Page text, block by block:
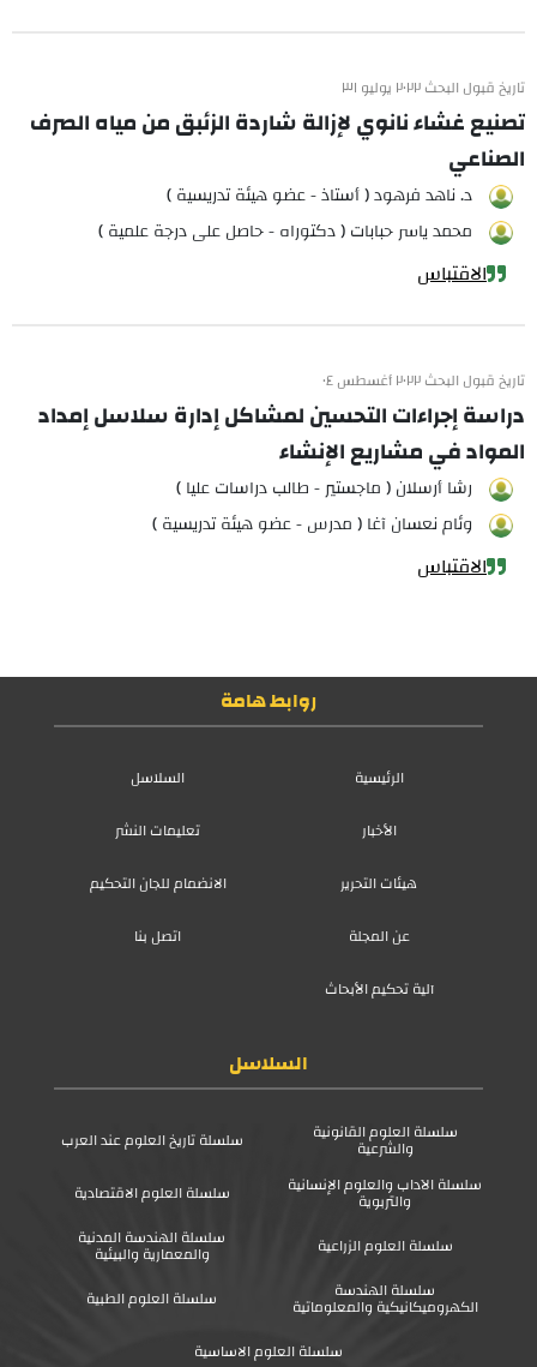
تاريخ قبول البحث ٢٠٢٢ يوليو ٣١
تصنيع غشاء نانوي لإزالة شاردة الزئبق من مياه الصرف
الصناعي
د. ناهد فرهود ( أستاذ - عضو هيئة تدريسية )
محمد ياسر حبابات ( دكتوراه - حاصل على درجة علمية )
الاقتباس
تاريخ قبول البحث ٢٠٢٢ أغسطس ٠٤
دراسة إجراءات التحسين لمشاكل إدارة سلاسل إمداد
المواد في مشاريع الإنشاء
رشا أرسلان ( ماجستير - طالب دراسات عليا )
وئام نعسان آغا ( مدرس - عضو هيئة تدريسية )
الاقتباس
روابط هامة
الرئيسية
السلاسل
الأخبار
تعليمات النشر
هيئات التحرير
الانضمام للجان التحكيم
عن المجلة
اتصل بنا
آلية تحكيم الأبحاث
السلاسل
سلسلة العلوم القانونية
والشرعية
سلسلة تاريخ العلوم عند العرب
سلسلة الآداب والعلوم الإنسانية
والتربوية
سلسلة العلوم الاقتصادية
سلسلة العلوم الزراعية
سلسلة الهندسة المدنية
والمعمارية والبيئية
سلسلة الهندسة
الكهروميكانيكية والمعلوماتية
سلسلة العلوم الطبية
سلسلة العلوم الاساسية